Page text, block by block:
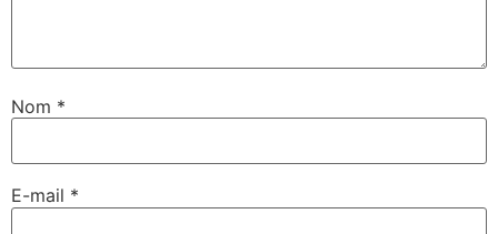
Nom *
E-mail *